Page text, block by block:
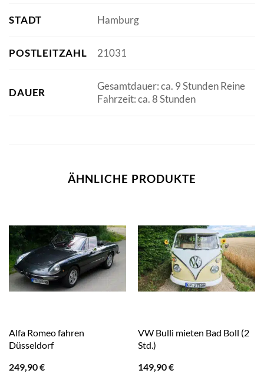
STADT Hamburg
POSTLEITZAHL 21031
DAUER
Gesamtdauer: ca. 9 Stunden Reine
Fahrzeit: ca. 8 Stunden
ÄHNLICHE PRODUKTE
Alfa Romeo fahren
Düsseldorf
249,90€
VW Bulli mieten Bad Boll (2
Std.)
149,90€